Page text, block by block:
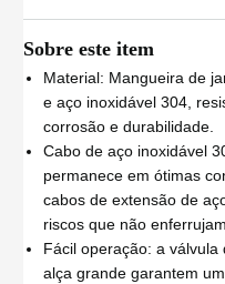
Sobre este item
Material: Mangueira de
e aço inoxidável 304,
corrosão e durabilidade.
Cabo de aço inoxidável
permanece em ótimas
cabos de extensão de
riscos que não
Fácil operação: a
alça grande garantem